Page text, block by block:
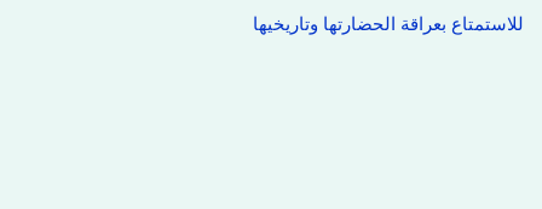
للاستمتاع بعراقة الحضارتها وتاريخيها